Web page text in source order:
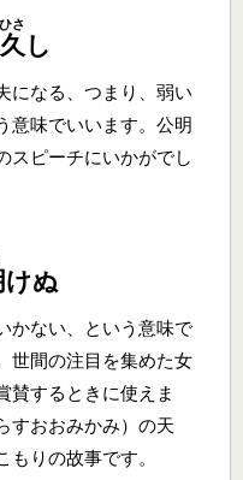
久
ひさ
し
になる、つまり、弱い
意味でいいます。公明
スピーチにいかがでし
けぬ
かない、という意味で
世間の注目を集めた女
賛するときに使えま
すおおみかみ）の天
もりの故事です。